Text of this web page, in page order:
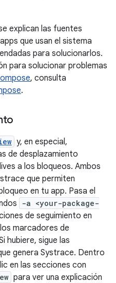
explican las fuentes
que usan el sistema
para solucionarlos.
para solucionar problemas
, consulta
.
y, en especial,
de desplazamiento
a los bloqueos. Ambos
que permiten
en tu app. Pasa el
-a <your-package-
de seguimiento en
marcadores de
hubiere, sigue las
genera Systrace. Dentro
en las secciones con
para ver una explicación